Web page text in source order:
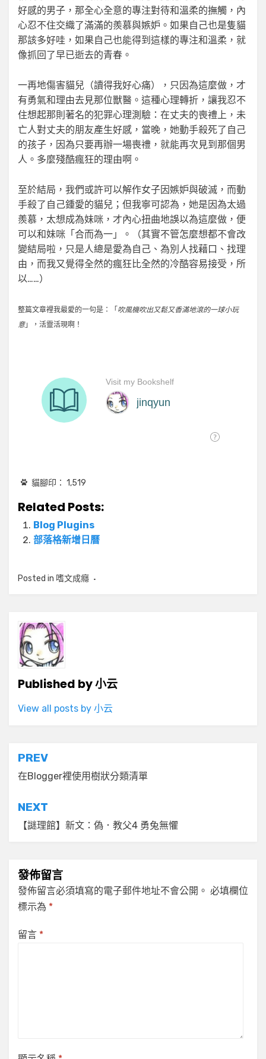
好感的男子，那全心全意的專注對待和溫柔的撫觸，內
心忍不住交織了滿滿的羨慕與嫉妒。如果自己也是隻貓
那該多好哇，如果自己也能得到這樣的專注和溫柔，就
像抓回了早已逝去的青春。
一再地傷害貓兒（讀得我好心痛），只因為這麼做，才
有勇氣和理由去見那位獸醫。這種心理轉折，讓我忍不
住想起那則著名的犯罪心理測驗：在丈夫的喪禮上，未
亡人對丈夫的朋友產生好感，當晚，她動手殺死了自己
的孩子，因為只要再辦一場喪禮，就能再次見到那個男
人。多麼殘酷瘋狂的理由啊。
至於結局，我們或許可以解作女子因嫉妒與破滅，而動
手殺了自己鍾愛的貓兒；但我寧可認為，她是因為太過
羨慕，太想成為妹咪，才內心扭曲地誤以為這麼做，便
可以和妹咪「合而為一」。（其實不管怎麼想都不會改
變結局啦，只是人總是愛為自己、為別人找藉口、找理
由，而我又覺得全然的瘋狂比全然的冷酷容易接受，所
以……）
整篇文章裡我最愛的一句是：「 吹風機吹出又鬆又香滿地滾的一球小玩
意」，活靈活現啊！
貓腳印： 1,519
Related Posts:
Blog Plugins
部落格新增日曆
Posted in 嗜文成癮
Published by小云
View all posts by 小云
文
章
導
覽
PREV
在Blogger裡使用樹狀分類清單
NEXT
【謎理館】新文：偽．教父4 勇兔無懼
發佈留言
發佈留言必須填寫的電子郵件地址不會公開。 必填欄位
標示為 *
留言 *